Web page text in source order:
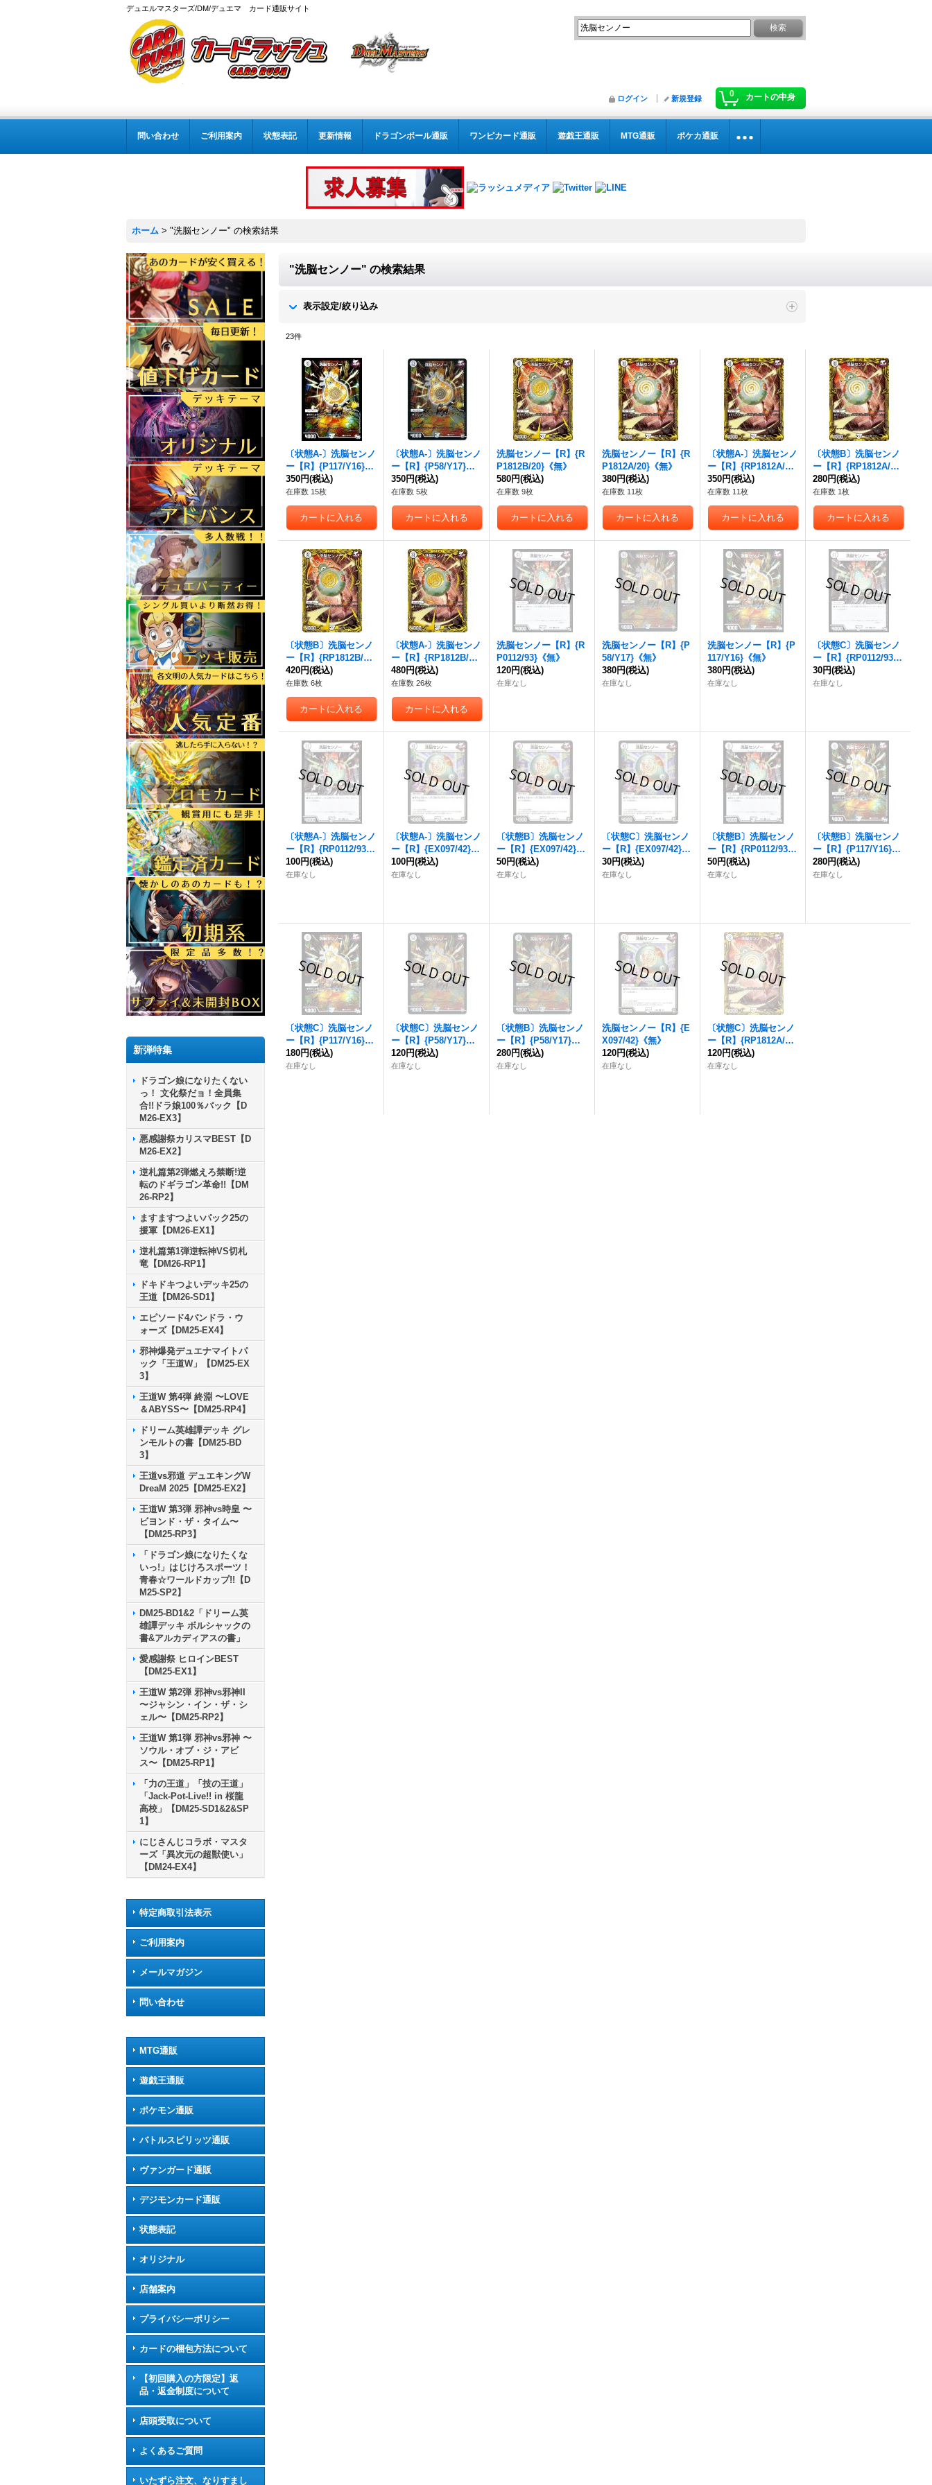
デュエルマスターズ/DM/デュエマ カード通販サイト
0 カートの中身
ログイン 新規登録
問い合わせ ご利用案内 状態表記 更新情報 ドラゴンボール通販 ワンピカード通販 遊戯王通販 MTG通販 ポケカ通販
ホーム > "洗脳センノー" の検索結果
新弾特集
ドラゴン娘になりたくない
っ！ 文化祭だョ！全員集
合!!ドラ娘100％パック【D
M26-EX3】
悪感謝祭カリスマBEST【D
M26-EX2】
逆札篇第2弾燃えろ禁断!逆
転のドギラゴン革命!!【DM
26-RP2】
ますますつよいパック25の
援軍【DM26-EX1】
逆札篇第1弾逆転神VS切札
竜【DM26-RP1】
ドキドキつよいデッキ25の
王道【DM26-SD1】
エピソード4パンドラ・ウ
ォーズ【DM25-EX4】
邪神爆発デュエナマイトパ
ック「王道W」【DM25-EX
3】
王道W 第4弾 終淵 〜LOVE
＆ABYSS〜【DM25-RP4】
ドリーム英雄譚デッキ グレ
ンモルトの書【DM25-BD
3】
王道vs邪道 デュエキングW
DreaM 2025【DM25-EX2】
王道W 第3弾 邪神vs時皇 〜
ビヨンド・ザ・タイム〜
【DM25-RP3】
「ドラゴン娘になりたくな
いっ!」はじけろスポーツ！
青春☆ワールドカップ!!【D
M25-SP2】
DM25-BD1&2「ドリーム英
雄譚デッキ ボルシャックの
書&アルカディアスの書」
愛感謝祭 ヒロインBEST
【DM25-EX1】
王道W 第2弾 邪神vs邪神II
〜ジャシン・イン・ザ・シ
ェル〜【DM25-RP2】
王道W 第1弾 邪神vs邪神 〜
ソウル・オブ・ジ・アビ
ス〜【DM25-RP1】
「力の王道」「技の王道」
「Jack-Pot-Live!! in 桜龍
高校」【DM25-SD1&2&SP
1】
にじさんじコラボ・マスタ
ーズ「異次元の超獣使い」
【DM24-EX4】
特定商取引法表示
ご利用案内
メールマガジン
問い合わせ
MTG通販
遊戯王通販
ポケモン通販
バトルスピリッツ通販
ヴァンガード通販
デジモンカード通販
状態表記
オリジナル
店舗案内
プライバシーポリシー
カードの梱包方法について
【初回購入の方限定】返
品・返金制度について
店頭受取について
よくあるご質問
いたずら注文、なりすまし
"洗脳センノー" の検索結果
表示設定/絞り込み
23件
〔状態A-〕 洗脳センノ
ー 【R】{P117/Y16}
《無》
350円(税込)
在庫数 15枚
〔状態A-〕 洗脳センノ
ー 【R】{P58/Y17}
《無》
350円(税込)
在庫数 5枚
洗脳センノー 【R】{R
P1812B/20}《無》
580円(税込)
在庫数 9枚
洗脳センノー 【R】{R
P1812A/20}《無》
380円(税込)
在庫数 11枚
〔状態A-〕 洗脳センノ
ー 【R】{RP1812A/20}
《無》
350円(税込)
在庫数 11枚
〔状態B〕 洗脳センノ
ー 【R】{RP1812A/20}
《無》
280円(税込)
在庫数 1枚
〔状態B〕 洗脳センノ
ー 【R】{RP1812B/20}
《無》
420円(税込)
在庫数 6枚
〔状態A-〕 洗脳センノ
ー 【R】{RP1812B/20}
《無》
480円(税込)
在庫数 26枚
洗脳センノー 【R】{R
P0112/93}《無》
120円(税込)
在庫なし
洗脳センノー 【R】{P
58/Y17}《無》
380円(税込)
在庫なし
洗脳センノー 【R】{P
117/Y16}《無》
380円(税込)
在庫なし
〔状態C〕 洗脳センノ
ー 【R】{RP0112/93}
《無》
30円(税込)
在庫なし
〔状態A-〕 洗脳センノ
ー 【R】{RP0112/93}
《無》
100円(税込)
在庫なし
〔状態A-〕 洗脳センノ
ー 【R】{EX097/42}
《無》
100円(税込)
在庫なし
〔状態B〕 洗脳センノ
ー 【R】{EX097/42}
《無》
50円(税込)
在庫なし
〔状態C〕 洗脳センノ
ー 【R】{EX097/42}
《無》
30円(税込)
在庫なし
〔状態B〕 洗脳センノ
ー 【R】{RP0112/93}
《無》
50円(税込)
在庫なし
〔状態B〕 洗脳センノ
ー 【R】{P117/Y16}
《無》
280円(税込)
在庫なし
〔状態C〕 洗脳センノ
ー 【R】{P117/Y16}
《無》
180円(税込)
在庫なし
〔状態C〕 洗脳センノ
ー 【R】{P58/Y17}
《無》
120円(税込)
在庫なし
〔状態B〕 洗脳センノ
ー 【R】{P58/Y17}
《無》
280円(税込)
在庫なし
洗脳センノー 【R】{E
X097/42}《無》
120円(税込)
在庫なし
〔状態C〕 洗脳センノ
ー 【R】{RP1812A/20}
《無》
120円(税込)
在庫なし